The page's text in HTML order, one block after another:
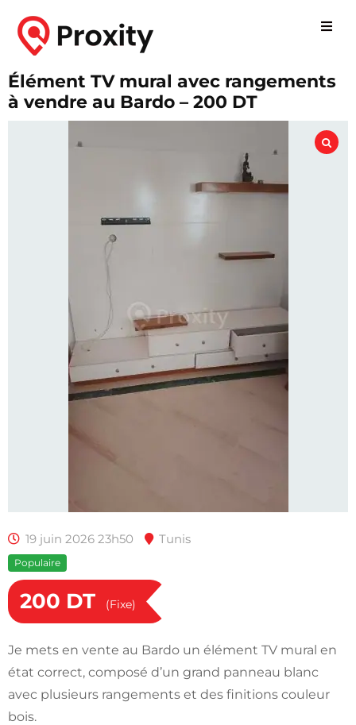
Élément TV mural avec rangements
à vendre au Bardo – 200 DT
19 juin 2026 23h50 Tunis
Populaire
200 DT (Fixe)
Je mets en vente au Bardo un élément TV mural en
état correct, composé d’un grand panneau blanc
avec plusieurs rangements et des finitions couleur
bois.